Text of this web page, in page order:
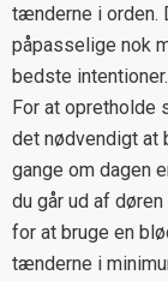
tænderne i orden.
påpasselige nok
bedste intentioner.
For at opretholde
det nødvendigt
gange om dagen
du går ud af
for at bruge en
tænderne i